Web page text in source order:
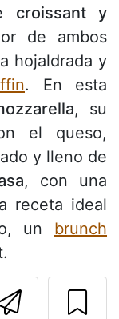
croissant y
de ambos
hojaldrada y
. En esta
, su
el queso,
y lleno de
, con una
receta ideal
un brunch
al autor